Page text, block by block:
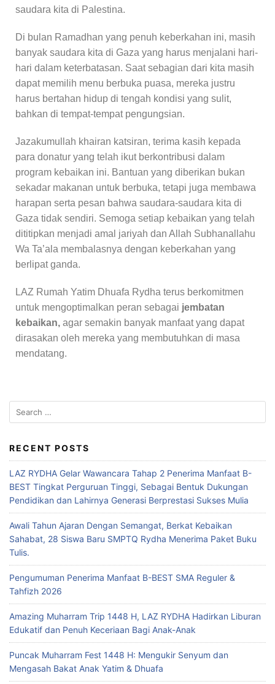
saudara kita di Palestina.
Di bulan Ramadhan yang penuh keberkahan ini, masih
banyak saudara kita di Gaza yang harus menjalani hari-
hari dalam keterbatasan. Saat sebagian dari kita masih
dapat memilih menu berbuka puasa, mereka justru
harus bertahan hidup di tengah kondisi yang sulit,
bahkan di tempat-tempat pengungsian.
Jazakumullah khairan katsiran, terima kasih kepada
para donatur yang telah ikut berkontribusi dalam
program kebaikan ini. Bantuan yang diberikan bukan
sekadar makanan untuk berbuka, tetapi juga membawa
harapan serta pesan bahwa saudara-saudara kita di
Gaza tidak sendiri. Semoga setiap kebaikan yang telah
dititipkan menjadi amal jariyah dan Allah Subhanallahu
Wa Ta’ala membalasnya dengan keberkahan yang
berlipat ganda.
LAZ Rumah Yatim Dhuafa Rydha terus berkomitmen
untuk mengoptimalkan peran sebagai jembatan
kebaikan, agar semakin banyak manfaat yang dapat
dirasakan oleh mereka yang membutuhkan di masa
mendatang.
RECENT POSTS
LAZ RYDHA Gelar Wawancara Tahap 2 Penerima Manfaat B-
BEST Tingkat Perguruan Tinggi, Sebagai Bentuk Dukungan
Pendidikan dan Lahirnya Generasi Berprestasi Sukses Mulia
Awali Tahun Ajaran Dengan Semangat, Berkat Kebaikan
Sahabat, 28 Siswa Baru SMPTQ Rydha Menerima Paket Buku
Tulis.
Pengumuman Penerima Manfaat B-BEST SMA Reguler &
Tahfizh 2026
Amazing Muharram Trip 1448 H, LAZ RYDHA Hadirkan Liburan
Edukatif dan Penuh Keceriaan Bagi Anak-Anak
Puncak Muharram Fest 1448 H: Mengukir Senyum dan
Mengasah Bakat Anak Yatim & Dhuafa